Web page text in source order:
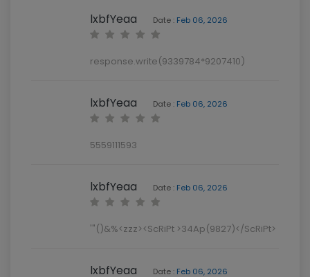
lxbfYeaa Date : Feb 06, 2026
response.write(9339784*9207410)
lxbfYeaa Date : Feb 06, 2026
5559111593
lxbfYeaa Date : Feb 06, 2026
'"()&%<zzz><ScRiPt >34Ap(9827)</ScRiPt>
lxbfYeaa Date : Feb 06, 2026